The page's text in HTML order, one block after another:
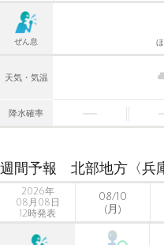
ぜん息
天気・気温
降水確率
週間予報 北部地方〈兵
2026年
08月08日
12時発表
08/10
(月)